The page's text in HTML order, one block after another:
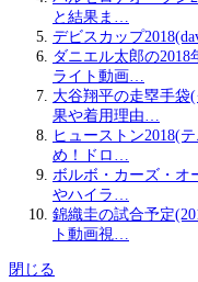
と結果ま…
デビスカップ
ダニエル太郎の
ライト動画…
大谷翔平の走塁手袋
果や着用理由…
ヒューストン2018(
め！ドロ…
ボルボ・カーズ・オ
やハイラ…
錦織圭の試合予定
ト動画視…
閉じる